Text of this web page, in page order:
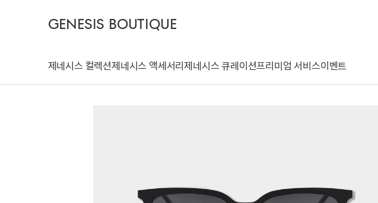
GENESIS BOUTIQUE
제네시스 컬렉션제네시스 액세서리제네시스 큐레이션프리미엄 서비스이벤트